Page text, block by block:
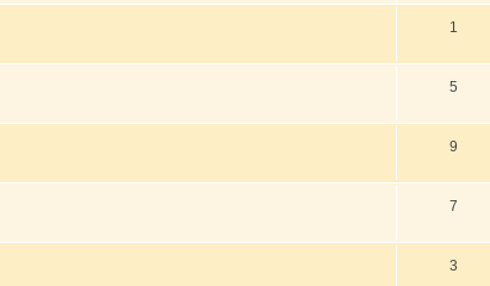
1
5
9
7
3